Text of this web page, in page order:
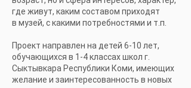
где живут, каким составом приходят
в музей, с какими потребностями и т.п.
Проект направлен на детей 6-10 лет,
обучающихся в 1-4 классах школ г.
Сыктывкара Республики Коми, имеющих
желание и заинтересованность в новых